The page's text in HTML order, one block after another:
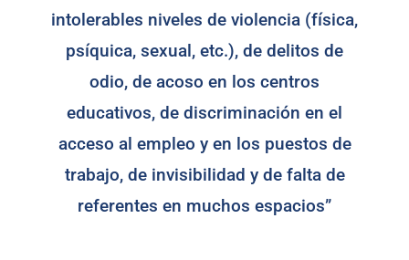
intolerables niveles de violencia (física,
psíquica, sexual, etc.), de delitos de
odio, de acoso en los centros
educativos, de discriminación en el
acceso al empleo y en los puestos de
trabajo, de invisibilidad y de falta de
referentes en muchos espacios”